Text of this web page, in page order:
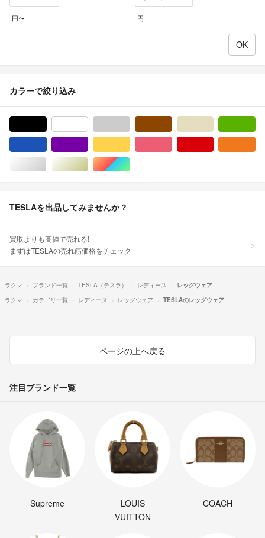
円〜 円
カラーで絞り込み
シルバー/銀色系ゴールド/金色系マルチカラー
TESLAを出品してみませんか？
買取よりも高値で売れる!
まずはTESLAの売れ筋価格をチェック
ラクマ ブランド一覧 TESLA（テスラ） レディース
レッグウェア
ラクマ
カテゴリ一覧 レディース レッグウェア TESLAのレッグウェア
ページの上へ戻る
注目ブランド一覧
Supreme
LOUIS
VUITTON
COACH